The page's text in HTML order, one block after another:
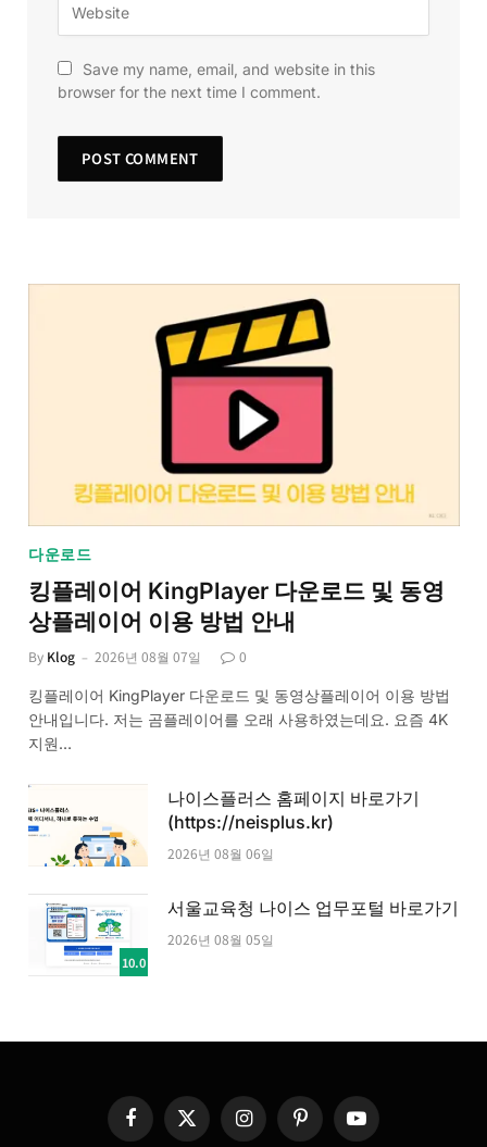
Save my name, email, and website in this
browser for the next time I comment.
다운로드
킹플레이어 KingPlayer 다운로드 및 동영
상플레이어 이용 방법 안내
By Klog 2026년 08월 07일 0
킹플레이어 KingPlayer 다운로드 및 동영상플레이어 이용 방법
안내입니다. 저는 곰플레이어를 오래 사용하였는데요. 요즘 4K
지원…
나이스플러스 홈페이지 바로가기
(https://neisplus.kr)
2026년 08월 06일
10.0
서울교육청 나이스 업무포털 바로가기
2026년 08월 05일
Facebook
X
InstagramPinterestYouTube